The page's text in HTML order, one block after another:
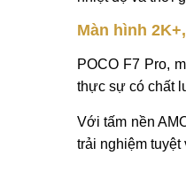
Màn hình
POCO F7 Pro,
thực sự có chất
Với tấm nền
trải nghiệm